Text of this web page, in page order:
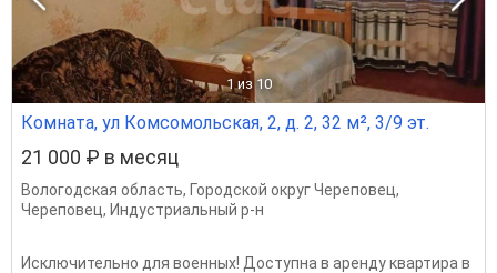
1 из 10
Комната, ул Комсомольская, 2, д. 2, 32 м², 3/9 эт.
21 000 ₽ в месяц
Вологодская область, Городской округ Череповец,
Череповец, Индустриальный р-н
Исключительно для военных! Доступна в аренду квартира в